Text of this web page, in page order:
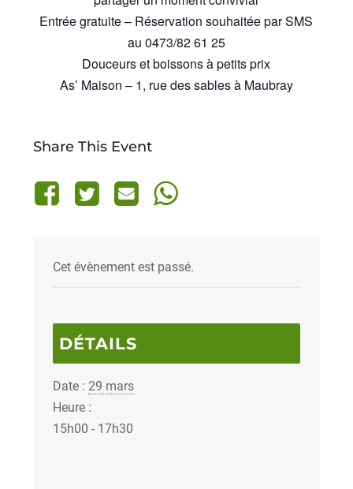
Entrée gratuite – Réservation souhaitée par SMS
au 0473/82 61 25
Douceurs et boissons à petits prix
As’ Maison – 1, rue des sables à Maubray
Share This Event
Cet évènement est passé.
DÉTAILS
Date : 29 mars
Heure :
15h00 - 17h30